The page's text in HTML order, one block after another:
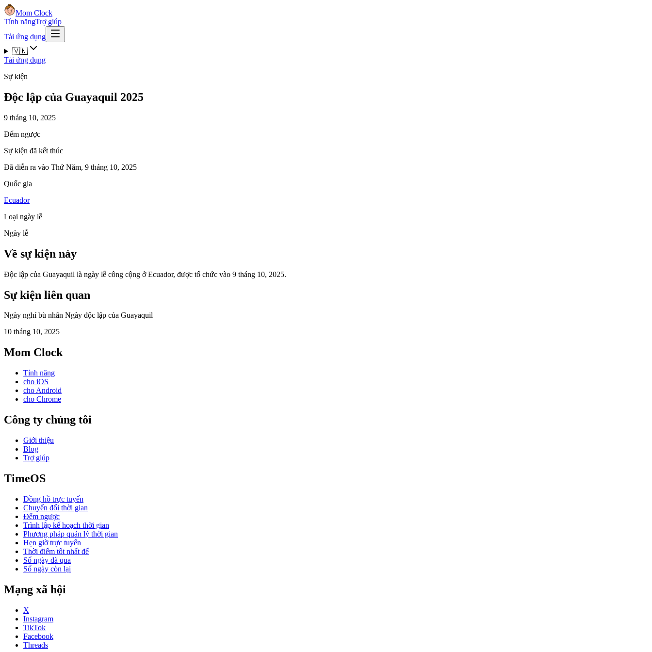
Mom Clock
Tính năngTrợ giúp
Tải ứng dụng
🇻🇳
Tải ứng dụng
Sự kiện
Độc lập của Guayaquil 2025
9 tháng 10, 2025
Đếm ngược
Sự kiện đã kết thúc
Đã diễn ra vào Thứ Năm, 9 tháng 10, 2025
Quốc gia
Ecuador
Loại ngày lễ
Ngày lễ
Về sự kiện này
Độc lập của Guayaquil là ngày lễ công cộng ở Ecuador, được tổ chức vào 9 tháng 10, 2025.
Sự kiện liên quan
Ngày nghỉ bù nhân Ngày độc lập của Guayaquil
10 tháng 10, 2025
Mom Clock
Tính năng
cho iOS
cho Android
cho Chrome
Công ty chúng tôi
Giới thiệu
Blog
Trợ giúp
TimeOS
Đồng hồ trực tuyến
Chuyển đổi thời gian
Đếm ngược
Trình lập kế hoạch thời gian
Phương pháp quản lý thời gian
Hẹn giờ trực tuyến
Thời điểm tốt nhất để
Số ngày đã qua
Số ngày còn lại
Mạng xã hội
X
Instagram
TikTok
Facebook
Threads